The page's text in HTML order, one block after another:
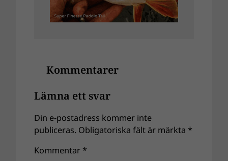
Kommentarer
Lämna ett svar
Din e-postadress kommer inte
publiceras. Obligatoriska fält är märkta *
Kommentar *